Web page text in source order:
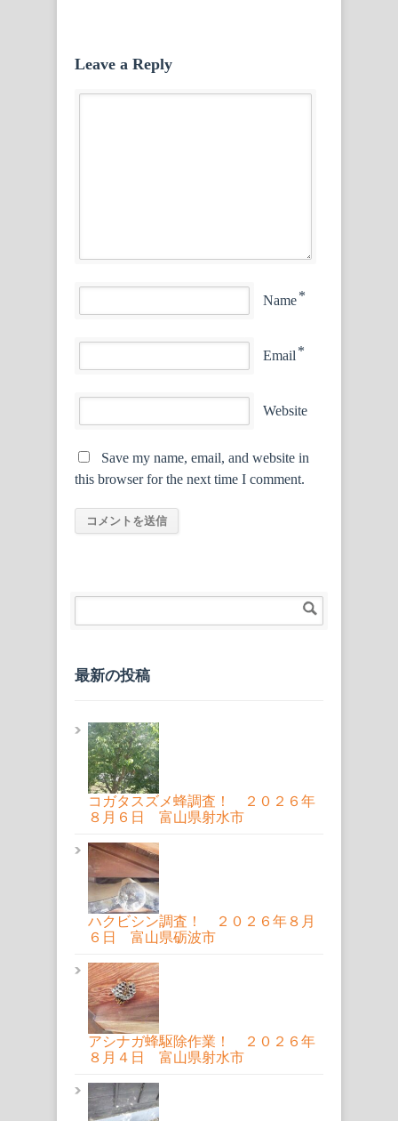
Leave a Reply
Name*
Email *
Website
Save my name, email, and website in
this browser for the next time I comment.
最新の投稿
コガタスズメ蜂調査！ ２０２６年
８月６日 富山県射水市
ハクビシン調査！ ２０２６年８月
６日 富山県砺波市
アシナガ蜂駆除作業！ ２０２６年
８月４日 富山県射水市